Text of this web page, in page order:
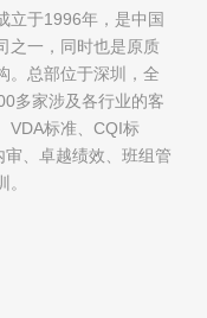
立于1996年，是中国
之一，同时也是原质
。总部位于深圳，全
多家涉及各行业的客
VDA标准、CQI标
、卓越绩效、班组管